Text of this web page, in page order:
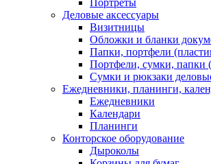
Портреты
Деловые аксессуары
Визитницы
Обложки и бланки
Папки, портфели
Портфели, сумки, папки
Сумки и рюкзаки
Ежедневники, планинги,
Ежедневники
Календари
Планинги
Конторское оборудование
Дыроколы